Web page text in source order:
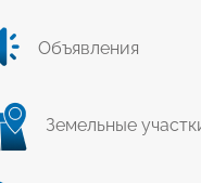
Объявления
Земельные